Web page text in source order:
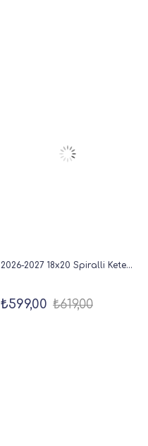
2026-2027 18x20 Spiralli Keten Kare Akademik Ajanda - Bordo
₺599,00 ₺619,00